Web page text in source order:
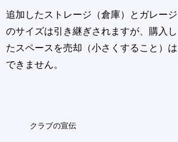
追加したストレージ（倉庫）とガレージ
のサイズは引き継ぎされますが、購入し
たスペースを売却（小さくすること）は
できません。
クラブの宣伝